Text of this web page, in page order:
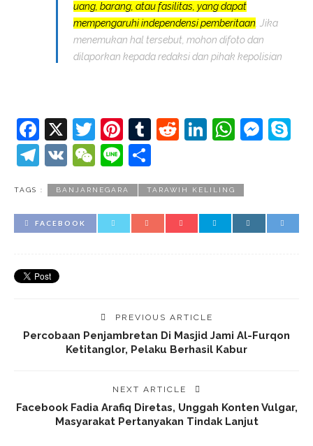
uang, barang, atau fasilitas, yang dapat
mempengaruhi independensi pemberitaan. Jika
menemukan hal tersebut, mohon difoto dan
dilaporkan kepada redaksi dan pihak kepolisian
Facebook
X Twitter
Pinterest
Tumblr
Reddit
LinkedIn
Telegram
VK WeChat
Line
TAGS : BANJARNEGARA TARAWIH KELILING
FACEBOOK
PREVIOUS ARTICLE
Percobaan Penjambretan Di Masjid Jami Al-Furqon
Ketitanglor, Pelaku Berhasil Kabur
NEXT ARTICLE
Facebook Fadia Arafiq Diretas, Unggah Konten Vulgar,
Masyarakat Pertanyakan Tindak Lanjut